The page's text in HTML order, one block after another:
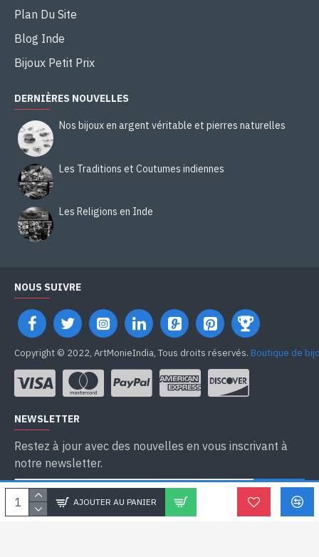
AJOUTER AU PANIER
Plan Du Site
Blog Inde
Bijoux Petit Prix
DERNIÈRES NOUVELLES
Nos bijoux en argent véritable et pierres naturelles
Les Traditions et Coutumes indiennes
Les Religions en Inde
NOUS SUIVRE
Copyright © 2022, ArtMonieIndia, Tous droits réservés. Boutique de
NEWSLETTER
Restez à jour avec des nouvelles en vous inscrivant à
notre newsletter.